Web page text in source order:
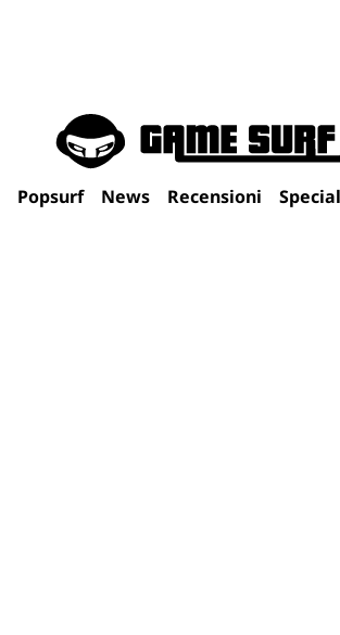
Popsurf News Recensioni